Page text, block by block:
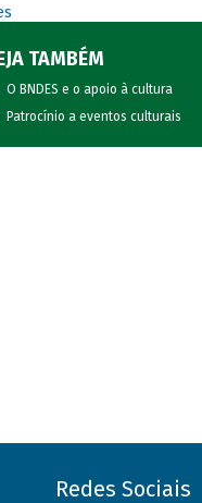
TAMBÉM
O BNDES e o apoio à cultura
Patrocínio a eventos culturais
Redes Sociais